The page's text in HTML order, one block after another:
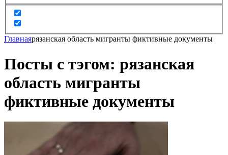
Главнаярязанская область мигранты фиктивные документы
Посты с тэгом: рязанская
область мигранты
фиктивные документы